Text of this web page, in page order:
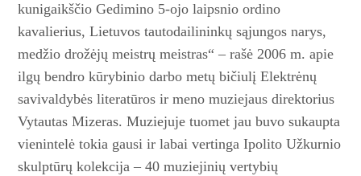
kunigaikščio Gedimino 5-ojo laipsnio ordino
kavalierius, Lietuvos tautodailininkų sąjungos narys,
medžio drožėjų meistrų meistras“ – rašė 2006 m. apie
ilgų bendro kūrybinio darbo metų bičiulį Elektrėnų
savivaldybės li­teratūros ir meno muziejaus direktorius
Vytautas Mizeras. Muziejuje tuomet jau buvo sukaupta
vienintelė tokia gausi ir labai vertinga Ipolito Užkurnio
skulptūrų kolekcija – 40 muziejinių vertybių